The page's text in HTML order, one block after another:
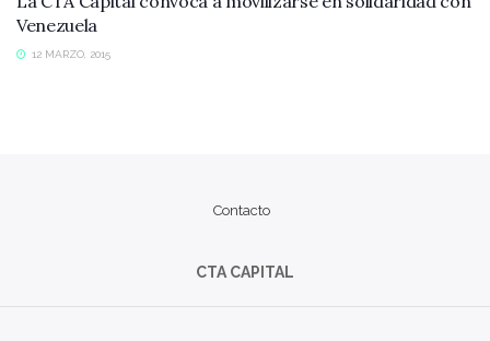
Venezuela
12 MARZO, 2015
Contacto
CTA CAPITAL